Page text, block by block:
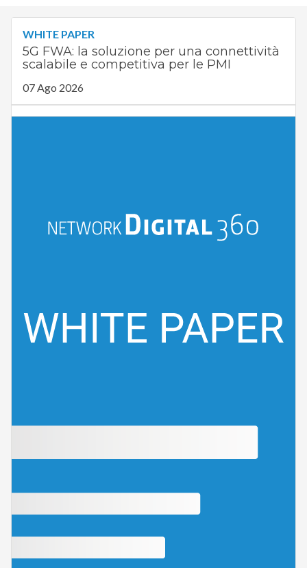
WHITE PAPER
5G FWA: la soluzione per una connettività
scalabile e competitiva per le PMI
07 Ago 2026